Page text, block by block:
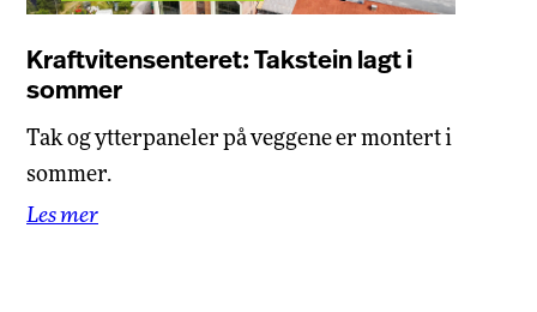
Kraftvitensenteret: Takstein lagt i
sommer
Tak og ytterpaneler på veggene er montert i
sommer.
Les mer